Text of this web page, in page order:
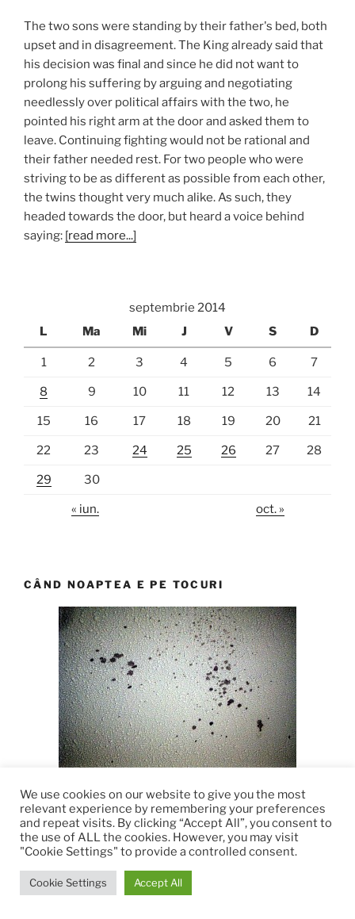
The two sons were standing by their father's bed, both
upset and in disagreement. The King already said that
his decision was final and since he did not want to
prolong his suffering by arguing and negotiating
needlessly over political affairs with the two, he
pointed his right arm at the door and asked them to
leave. Continuing fighting would not be rational and
their father needed rest. For two people who were
striving to be as different as possible from each other,
the twins thought very much alike. As such, they
headed towards the door, but heard a voice behind
saying: [read more...]
septembrie 2014
L
Ma Mi J V S D
1 2 3 4 5 6 7
8 9 10 11 12 13 14
15 16 17 18 19 20 21
22 23 24 25 26 27 28
29 30
« iun. oct. »
CÂND NOAPTEA E PE TOCURI
Pete pe tavan
M-am trezit, ca de obicei, mult prea devreme. Și, ca de
obicei, habar nu aveam cum am să pierd cele zeci de
minute până avea să sune alarma de la ceas care avea
să declanșeze blestematul de radio și, implicit, vreo
We use cookies on our website to give you the most
relevant experience by remembering your preferences
and repeat visits. By clicking “Accept All”, you consent to
the use of ALL the cookies. However, you may visit
"Cookie Settings" to provide a controlled consent.
Cookie Settings Accept All